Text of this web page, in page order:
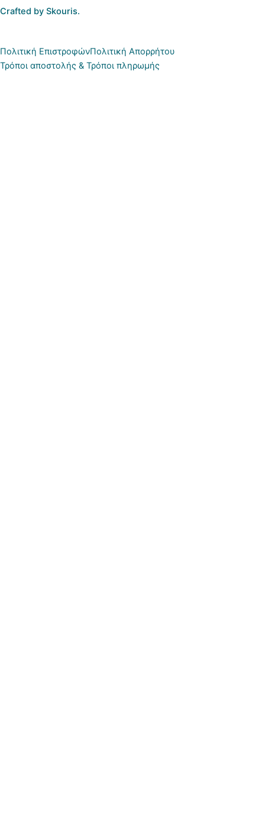
Crafted by Skouris.
Πολιτική ΕπιστροφώνΠολιτική Απορρήτου
Τρόποι αποστολής & Τρόποι πληρωμής